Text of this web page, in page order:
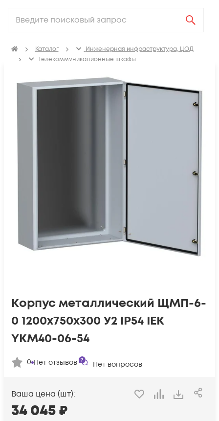
Каталог
Инженерная инфраструктура, ЦОД
Телекоммуникационные шкафы
Корпус металлический ЩМП-6-
0 1200х750х300 У2 IP54 IEK
YKM40-06-54
0 Нет отзывов Нет вопросов
Ваша цена (шт):
34 045₽